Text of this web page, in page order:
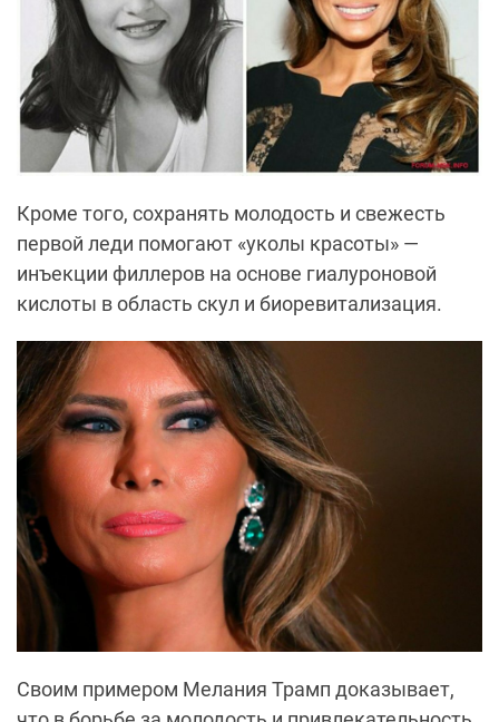
Кроме того, сохранять молодость и свежесть
первой леди помогают «уколы красоты» —
инъекции филлеров на основе гиалуроновой
кислоты в область скул и биоревитализация.
Своим примером Мелания Трамп доказывает,